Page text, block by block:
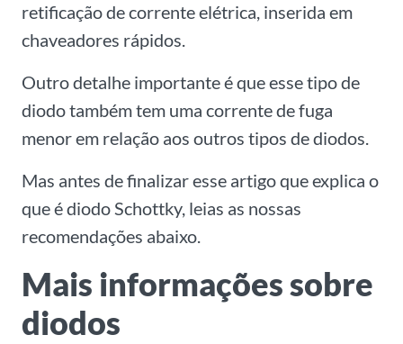
retificação de corrente elétrica, inserida em
chaveadores rápidos.
Outro detalhe importante é que esse tipo de
diodo também tem uma corrente de fuga
menor em relação aos outros tipos de diodos.
Mas antes de finalizar esse artigo que explica o
que é diodo Schottky, leias as nossas
recomendações abaixo.
Mais informações sobre
diodos